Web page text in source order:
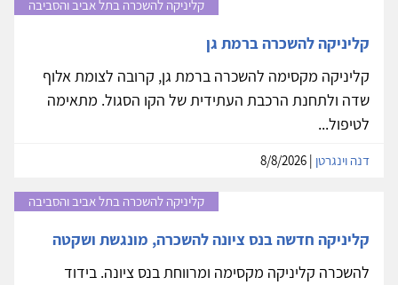
קליניקה להשכרה בתל אביב והסביבה
קליניקה להשכרה ברמת גן
קליניקה מקסימה להשכרה ברמת גן, קרובה לצומת אלוף
שדה ולתחנת הרכבת העתידית של הקו הסגול. מתאימה
לטיפול...
דנה וינגרטן
קליניקה להשכרה בתל אביב והסביבה
קליניקה חדשה בנס ציונה להשכרה, מונגשת ושקטה
להשכרה קליניקה מקסימה ומרווחת בנס ציונה. בידוד